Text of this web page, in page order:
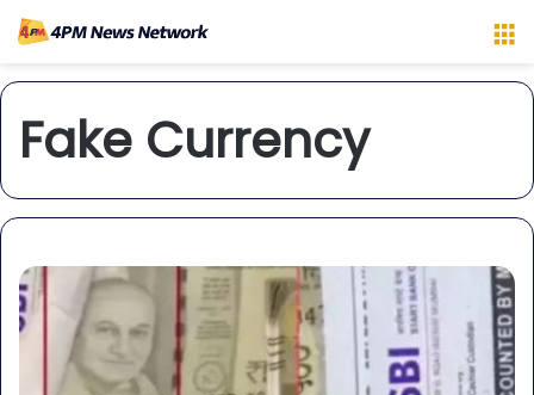
Fake Currency